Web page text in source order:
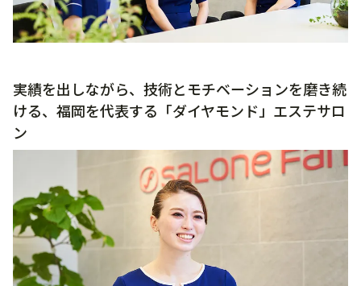
実績を出しながら、技術とモチベーションを磨き続
ける、福岡を代表する「ダイヤモンド」エステサロ
ン